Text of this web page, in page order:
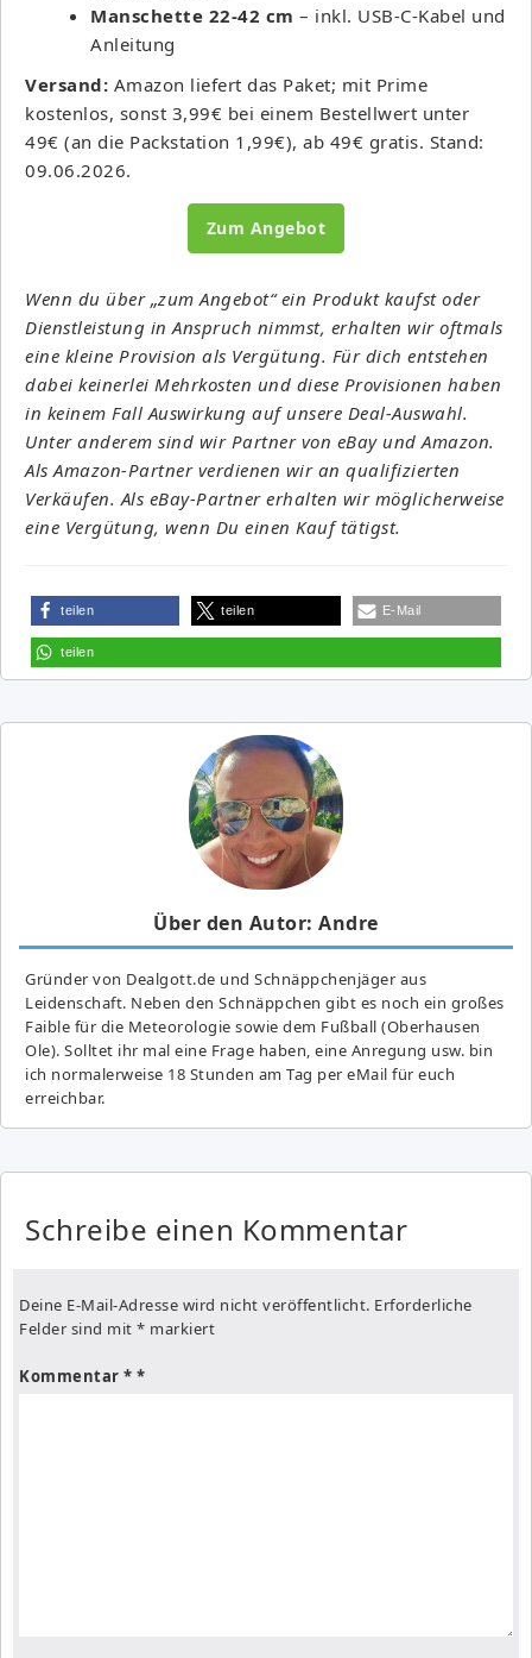
Manschette 22-42 cm – inkl. USB-C-Kabel und
Anleitung
Versand: Amazon liefert das Paket; mit Prime
kostenlos, sonst 3,99€ bei einem Bestellwert unter
49€ (an die Packstation 1,99€), ab 49€ gratis. Stand:
09.06.2026.
Zum Angebot
Wenn du über „zum Angebot“ ein Produkt kaufst oder
Dienstleistung in Anspruch nimmst, erhalten wir oftmals
eine kleine Provision als Vergütung. Für dich entstehen
dabei keinerlei Mehrkosten und diese Provisionen haben
in keinem Fall Auswirkung auf unsere Deal-Auswahl.
Unter anderem sind wir Partner von eBay und Amazon.
Als Amazon-Partner verdienen wir an qualifizierten
Verkäufen. Als eBay-Partner erhalten wir möglicherweise
eine Vergütung, wenn Du einen Kauf tätigst.
teilen teilen E-Mail
teilen
Über den Autor: Andre
Gründer von Dealgott.de und Schnäppchenjäger aus
Leidenschaft. Neben den Schnäppchen gibt es noch ein großes
Fai­ble für die Meteorologie sowie dem Fußball (Oberhausen
Ole). Solltet ihr mal eine Frage haben, eine Anregung usw. bin
ich normalerweise 18 Stunden am Tag per eMail für euch
erreichbar.
Schreibe einen Kommentar
Deine E-Mail-Adresse wird nicht veröffentlicht. Erforderliche
Felder sind mit * markiert
Kommentar *